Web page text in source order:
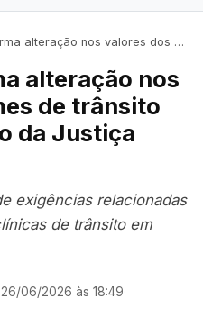
dos exames de trânsito por determinação da Justiça Federal
alteração nos
de trânsito
da Justiça
exigências relacionadas
de trânsito em
26/06/2026 às 18:49·